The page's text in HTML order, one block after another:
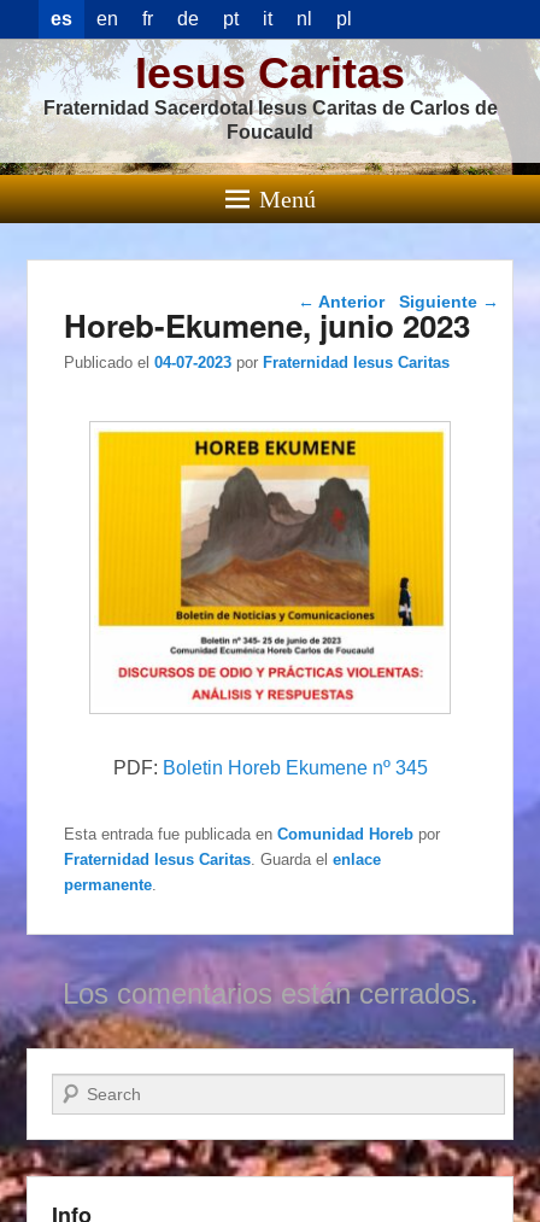
es en fr de pt it nl pl
Iesus Caritas
Fraternidad Sacerdotal Iesus Caritas de Carlos de
Foucauld
Menú
Navegación de
entradas
← Anterior Siguiente →
Horeb-Ekumene, junio 2023
Publicado el 04-07-2023 porFraternidad Iesus Caritas
PDF: Boletin Horeb Ekumene nº 345
Esta entrada fue publicada enComunidad Horeb por
Fraternidad Iesus Caritas . Guarda elenlace
permanente
Los comentarios están cerrados.
Buscar
Info